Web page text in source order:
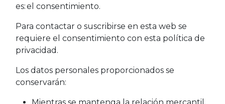
es: el consentimiento.
Para contactar o suscribirse en esta web se
requiere el consentimiento con esta política de
privacidad.
Los datos personales proporcionados se
conservarán: